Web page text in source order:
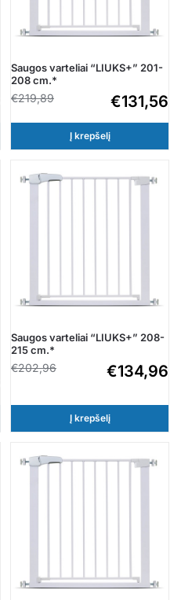
Saugos varteliai “LIUKS+” 201-
208 cm.*
€219,89 €131,56
Į krepšelį
Saugos varteliai “LIUKS+” 208-
215 cm.*
€202,96 €134,96
Į krepšelį